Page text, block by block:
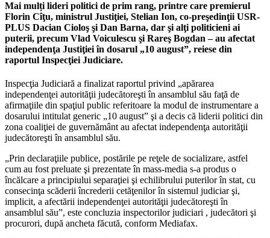
Mai mulți lideri politici de prim rang, printre care premierul
Florin Cîţu, ministrul Justiţiei, Stelian Ion, co-preşedinţii USR-
PLUS Dacian Cioloş şi Dan Barna, dar şi alţi politicieni ai
puterii, precum Vlad Voiculescu şi Rareş Bogdan – au afectat
independenţa Justiţiei în dosarul „10 august”, reiese din
raportul Inspecţiei Judiciare.
Inspecţia Judiciară a finalizat raportul privind „apărarea
independenţei autorităţii judecătoreşti în ansamblul său faţă de
afirmaţiile din spaţiul public referitoare la modul de instrumentare a
dosarului intitulat generic „10 august” şi a decis că liderii politici din
zona coaliţiei de guvernământ au afectat independenţa autorităţii
judecătoreşti în ansamblul său.
„Prin declaraţiile publice, postările pe reţele de socializare, astfel
cum au fost preluate şi prezentate în mass-media s-a produs o
încălcare a principiului separaţiei şi echilibrului puterilor în stat, cu
consecinţa scăderii încrederii cetăţenilor în sistemul judiciar şi,
implicit, a afectării independenţei autorităţii judecătoreşti în
ansamblul său”, este concluzia inspectorilor judiciari , judecători şi
procurori, după ancheta făcută, conform Mediafax.